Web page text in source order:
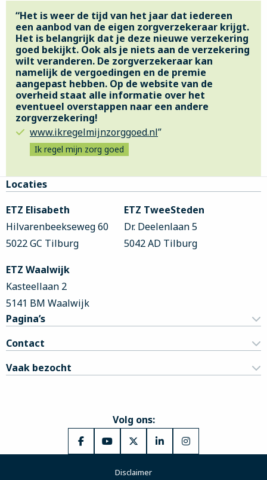
“Het is weer de tijd van het jaar dat iedereen
een aanbod van de eigen zorgverzekeraar krijgt.
Het is belangrijk dat je deze nieuwe verzekering
goed bekijkt. Ook als je niets aan de verzekering
wilt veranderen. De zorgverzekeraar kan
namelijk de vergoedingen en de premie
aangepast hebben. Op de website van de
overheid staat alle informatie over het
eventueel overstappen naar een andere
zorgverzekering!
www.ikregelmijnzorggoed.nl”
Ik regel mijn zorg goed
Site
footer
Locaties
ETZ Elisabeth
Hilvarenbeekseweg 60
5022 GC Tilburg
ETZ TweeSteden
Dr. Deelenlaan 5
5042 AD Tilburg
ETZ Waalwijk
Kasteellaan 2
5141 BM Waalwijk
Pagina’s
Contact
Vaak bezocht
Volg ons:
Ga
Facebook
Ga
YouTube
Ga
X
Ga
Ga
Disclaimer